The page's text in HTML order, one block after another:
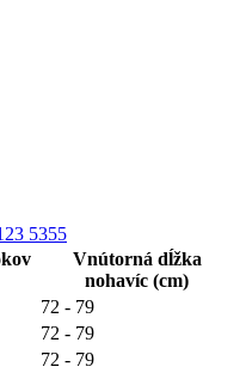
5355
Vnútorná dĺžka
nohavíc (cm)
72 - 79
72 - 79
72 - 79